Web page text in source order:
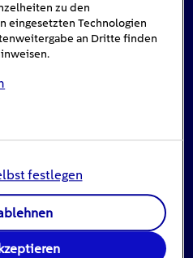
interessieren
zu den
eingesetzten Technologien
an Dritte finden
festlegen